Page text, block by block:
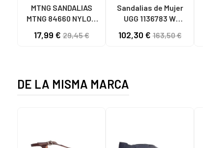
MTNG SANDALIAS
MTNG 84660 NYLON
C59785 - - NYLON
17,99 €29,45 €
Sandalias de Mujer
UGG 1136783 W
CHESTNUT
102,30 €163,50 €
DE LA MISMA MARCA